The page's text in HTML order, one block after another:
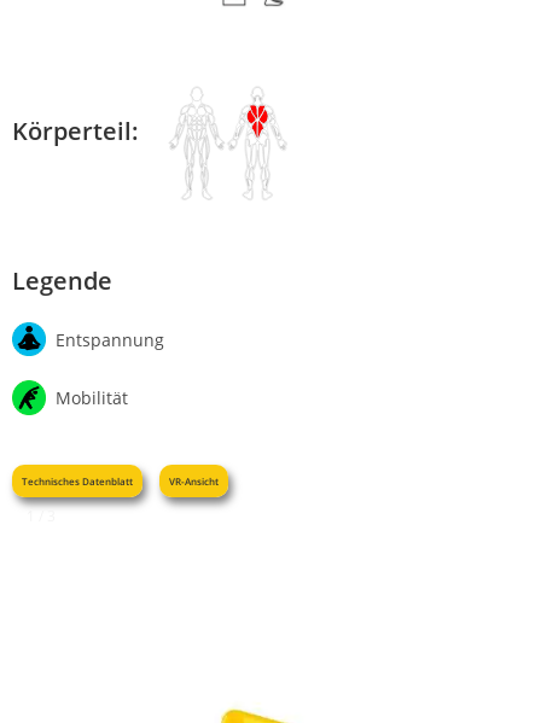
Körperteil:
Legende
Entspannung
Mobilität
Technisches Datenblatt VR-Ansicht